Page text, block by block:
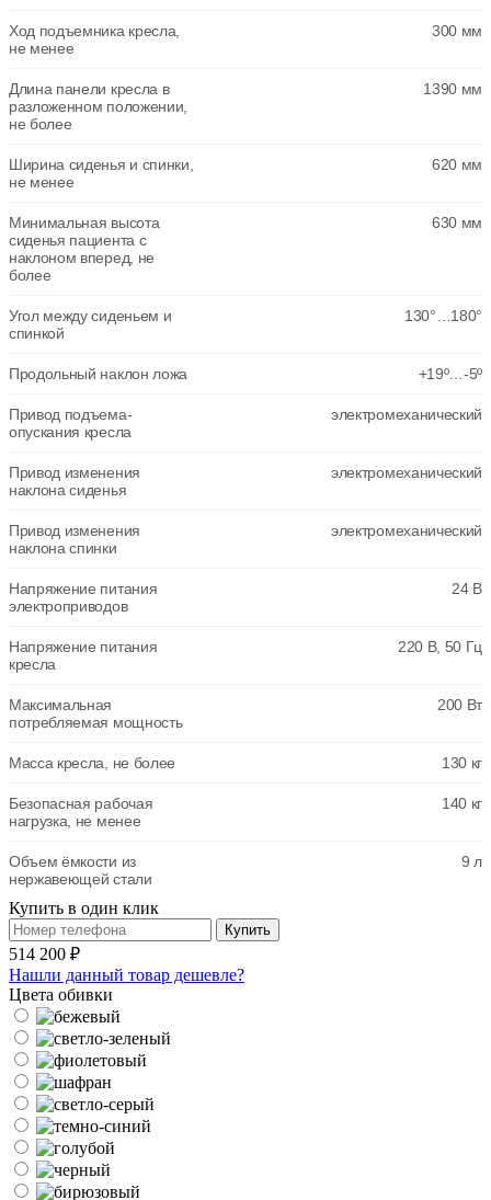
Ход подъемника кресла,
не менее
300 мм
Длина панели кресла в
разложенном положении,
не более
1390 мм
Ширина сиденья и спинки,
не менее
620 мм
Минимальная высота
сиденья пациента с
наклоном вперед, не
более
630 мм
Угол между сиденьем и
спинкой
130°…180°
Продольный наклон ложа +19º…-5º
Привод подъема-
опускания кресла
электромеханический
Привод изменения
наклона сиденья
электромеханический
Привод изменения
наклона спинки
электромеханический
Напряжение питания
электроприводов
24 В
Напряжение питания
кресла
220 В, 50 Гц
Максимальная
потребляемая мощность
200 Вт
Масса кресла, не более 130 кг
Безопасная рабочая
нагрузка, не менее
140 кг
Объем ёмкости из
нержавеющей стали
9 л
Купить в один клик
Купить
514 200 ₽
Нашли данный товар дешевле?
Цвета обивки